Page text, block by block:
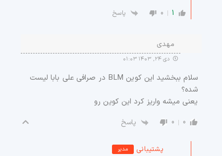
1
0 پاسخ
مهدی
دی ۲۴, ۱۴۰۳ ۰۱:۰۳
سلام ببخشید این کوین BLM در صرافی علی بابا لیست
شده؟
یعنی میشه واریز کرد این کوین رو
0
0 پاسخ
پشتیبانی مدیر